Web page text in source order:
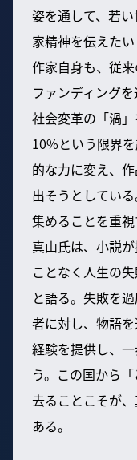
姿を通して、若
家精神を伝えたい
作家自身も、従
ファンディング
社会変革の「渦
10%という限界
的な力に変え、
出そうとしてい
集めることを重視
真山氏は、小説
ことなく人生の
と語る。失敗を
者に対し、物語
経験を提供し、
う。この国から
去ることこそが
ある。